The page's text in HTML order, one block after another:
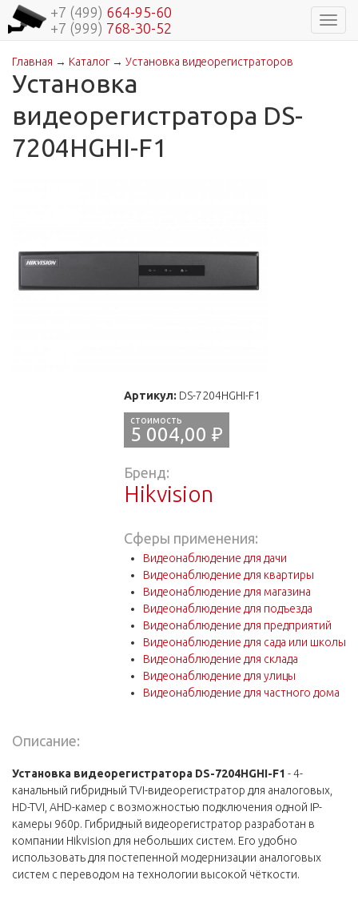
+7 (499) 664-95-60
+7 (999) 768-30-52
Вы здесь
Главная → Каталог→ Установка видеорегистраторов
Установка
видеорегистратора DS-
7204HGHI-F1
Артикул: DS-7204HGHI-F1
5 004,00 ₽
Бренд:
Hikvision
Сферы применения:
Видеонаблюдение для дачи
Видеонаблюдение для квартиры
Видеонаблюдение для магазина
Видеонаблюдение для подъезда
Видеонаблюдение для предприятий
Видеонаблюдение для сада или школы
Видеонаблюдение для склада
Видеонаблюдение для улицы
Видеонаблюдение для частного дома
Описание:
Установка видеорегистратора DS-7204HGHI-F1 - 4-
канальный гибридный TVI-видеорегистратор для аналоговых,
HD-TVI, AHD-камер с возможностью подключения одной IP-
камеры 960p. Гибридный видеорегистратор разработан в
компании Hikvision для небольших систем. Его удобно
использовать для постепенной модернизации аналоговых
систем с переводом на технологии высокой чёткости.